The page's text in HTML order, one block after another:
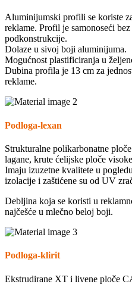
Aluminijumski profili se koriste
reklame. Profil je samonoseći
podkonstrukcije.
Dolaze u sivoj boji aluminijuma.
Mogućnost plastificiranja u
Dubina profila je 13 cm za
reklame.
Podloga-lexan
Strukturalne polikarbonatne
lagane, krute ćelijske ploče
Imaju izuzetne kvalitete u
izolacije i zaštićene su od UV
Debljina koja se koristi u
najčešće u mlečno beloj boji.
Podloga-klirit
Ekstrudirane XT i livene ploče